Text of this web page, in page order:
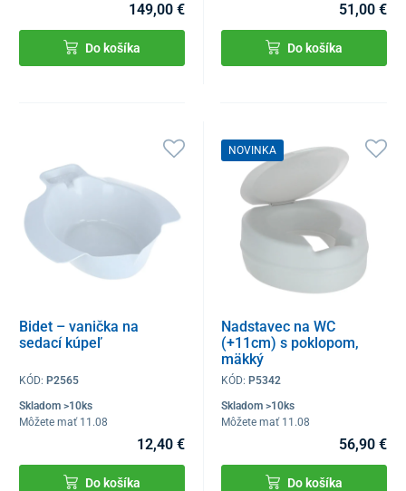
149,00 €
Do košíka
51,00 €
Do košíka
Bidet – vanička na
sedací kúpeľ
KÓD: P2565
Skladom >10ks
Môžete mať 11.08
12,40 €
Do košíka
NOVINKA
Nadstavec na WC
(+11cm) s poklopom,
mäkký
KÓD: P5342
Skladom >10ks
Môžete mať 11.08
56,90 €
Do košíka